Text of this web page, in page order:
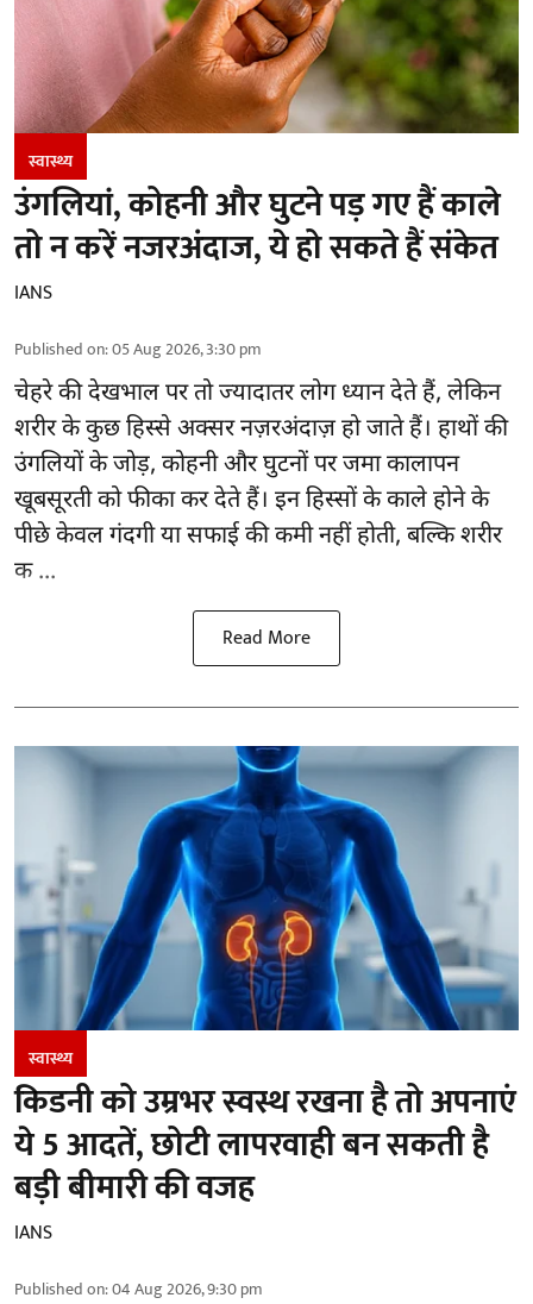
स्वास्थ्य
उंगलियां, कोहनी और घुटने पड़ गए हैं काले
तो न करें नजरअंदाज, ये हो सकते हैं संकेत
IANS
Published on:05 Aug 2026, 3:30 pm
चेहरे की देखभालपर तो ज्यादातर लोग ध्यान देते हैं, लेकिन
शरीर के कुछ हिस्से अक्सर नज़रअंदाज़ हो जाते हैं। हाथों की
उंगलियों के जोड़, कोहनी और घुटनों पर जमा कालापन
खूबसूरती को फीका कर देते हैं। इन हिस्सों के काले होने के
पीछे केवल गंदगी या सफाई की कमी नहीं होती, बल्कि शरीर
क ...
Read More
स्वास्थ्य
किडनी को उम्रभर स्वस्थ रखना है तो अपनाएं
ये 5 आदतें, छोटी लापरवाही बन सकती है
बड़ी बीमारी की वजह
IANS
Published on:04 Aug 2026, 9:30 pm